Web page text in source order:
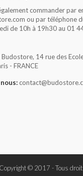
commander par
ou par téléphone
de 10h à 19h30 au 01
Budostore, 14 rue des
- FRANCE
© 2017 - Tous